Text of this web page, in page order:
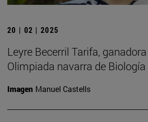
20 | 02 | 2025
Leyre Becerril Tarifa,
Olimpiada navarra de
Imagen Manuel Castells